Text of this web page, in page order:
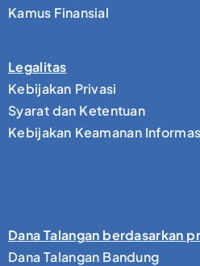
Kamus Finansial
Legalitas
Kebijakan Privasi
Syarat dan Ketentuan
Kebijakan Keamanan
Dana Talangan berdasarkan
Dana Talangan Bandung